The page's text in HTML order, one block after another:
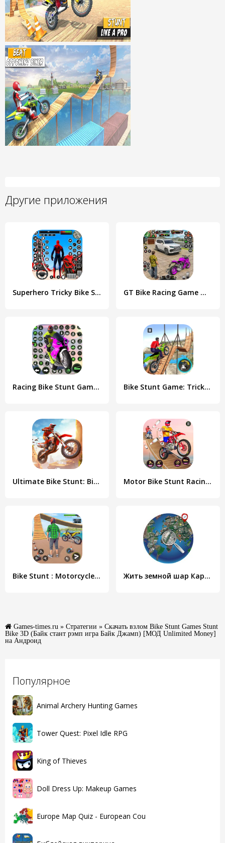
Популярное
Animal Archery Hunting Games
Tower Quest: Pixel Idle RPG
King of Thieves
Doll Dress Up: Makeup Games
Europe Map Quiz - European Cou
Другие приложения
Superhero Tricky Bike Stunt GT Bike Racing Game Moto Stunt
Racing Bike Stunt Games Master Bike Stunt Game: Tricks Master
Ultimate Bike Stunt: Bike Game Motor Bike Stunt Racing Games
Bike Stunt : Motorcycle Game Жить земной шар Карта 2020 - вид со спутника
Games-times.ru » Стратегии » Скачать взлом Bike Stunt Games Stunt
Bike 3D (Байк стант рэмп игра Байк Джамп) [МОД Unlimited Money]
на Андроид